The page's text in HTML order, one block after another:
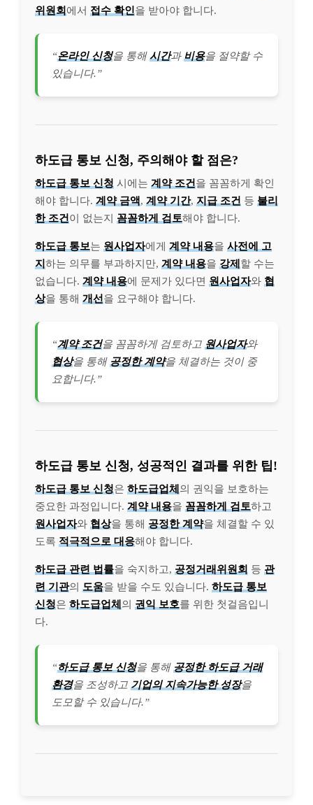
위원회 에서 접수 확인을 받아야 합니다.
“온라인 신청을 통해 시간과 비용을 절약할 수
있습니다.”
하도급 통보 신청, 주의해야 할 점은?
하도급 통보 신청 시에는 계약 조건 을 꼼꼼하게 확인
해야 합니다. 계약 금액, 계약 기간, 지급 조건 등 불리
한 조건 이 없는지 꼼꼼하게 검토해야 합니다.
하도급 통보는 원사업자에게 계약 내용을 사전에 고
지 하는 의무를 부과하지만, 계약 내용을 강제 할 수는
없습니다. 계약 내용에 문제가 있다면 원사업자와 협
상을 통해 개선 을 요구해야 합니다.
“계약 조건을 꼼꼼하게 검토하고 원사업자와
협상을 통해 공정한 계약을 체결하는 것이 중
요합니다.”
하도급 통보 신청, 성공적인 결과를 위한 팁!
하도급 통보 신청은 하도급업체 의 권익을 보호하는
중요한 과정입니다. 계약 내용을 꼼꼼하게 검토하고
원사업자와 협상을 통해 공정한 계약을 체결할 수 있
도록 적극적으로 대응해야 합니다.
하도급 관련 법률을 숙지하고, 공정거래위원회 등 관
련 기관의 도움을 받을 수도 있습니다. 하도급 통보
신청은 하도급업체 의 권익 보호를 위한 첫걸음입니
다.
“하도급 통보 신청을 통해 공정한 하도급 거래
환경을 조성하고 기업의 지속가능한 성장을
도모할 수 있습니다.”